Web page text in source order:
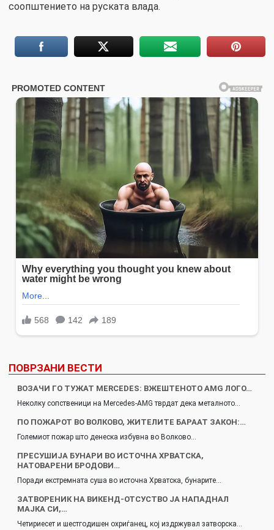
соопштението на руската влада.
ПОВРЗАНИ ВЕСТИ
ВОЗАЧИ ГО ТУЖАТ MERCEDES: ВЖЕШТЕНОТО AMG ЛОГО…
Неколку сопственици на Mercedes-AMG тврдат дека металното…
ПО ПОЖАРОТ ВО ВОЛКОВО, ЖИТЕЛИТЕ БАРААТ ЗАКОН:…
Големиот пожар што денеска избувна во Волково…
ПРЕСУШИЈА БУНАРИ ВО ИСТОЧНА ХРВАТСКА,
НАТОВАРЕНИ БРОДОВИ…
Поради екстремната суша во источна Хрватска, бунарите…
ЗАТВОРЕНИК НА ВИКЕНД-ОТСУСТВО ЈА НАПАДНАЛ
МАЈКА СИ,…
Четириесет и шестгодишен охриѓанец, кој издржувал затворска…